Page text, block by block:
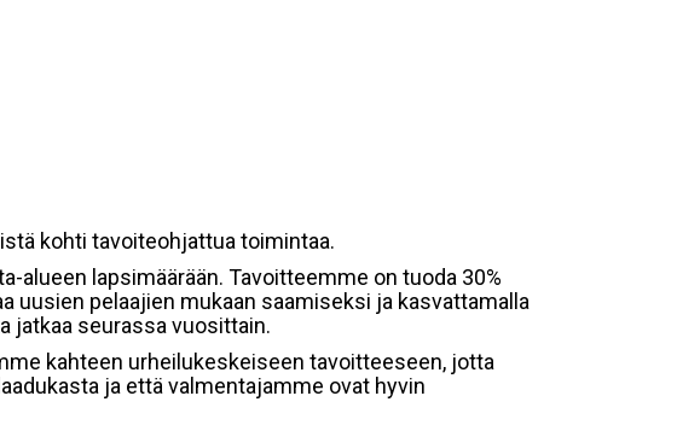
kohti tavoiteohjattua toimintaa.
alueen lapsimäärään. Tavoitteemme on tuoda 30%
uusien pelaajien mukaan saamiseksi ja kasvattamalla
jatkaa seurassa vuosittain.
kahteen urheilukeskeiseen tavoitteeseen, jotta
ja että valmentajamme ovat hyvin